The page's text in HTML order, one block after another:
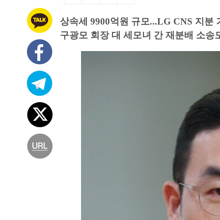
상속세 9900억원 규모...LG CNS 지분
구광모 회장 대 세모녀 간 재분배 소송